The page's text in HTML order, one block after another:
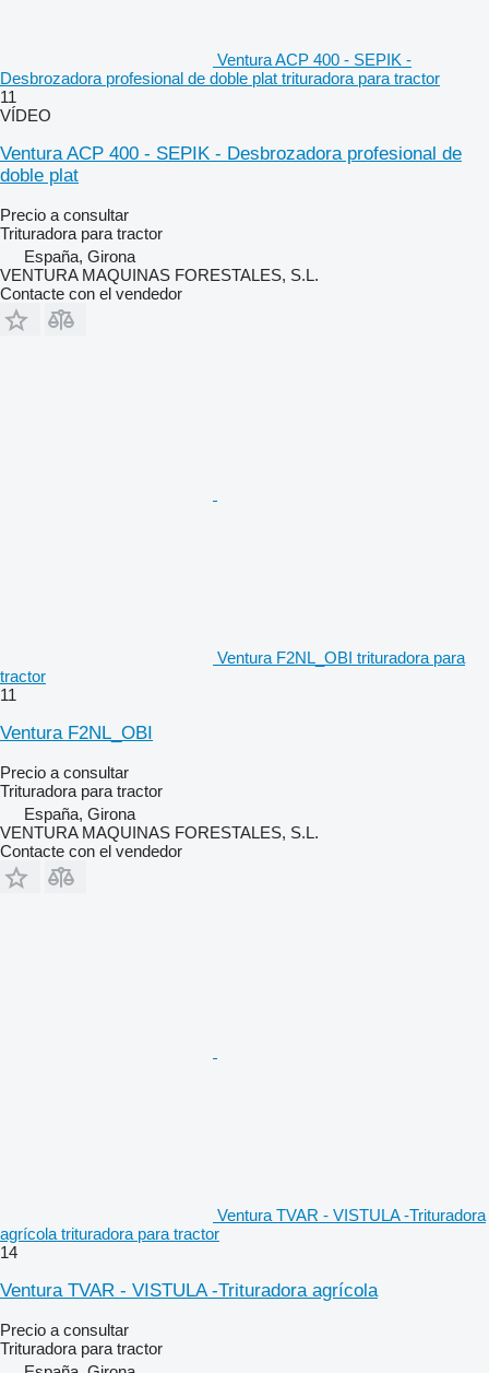
Ventura ACP 400 - SEPIK -
Desbrozadora profesional de doble plat trituradora para tractor
11
VÍDEO
Ventura ACP 400 - SEPIK - Desbrozadora profesional de
doble plat
Precio a consultar
Trituradora para tractor
España, Girona
VENTURA MAQUINAS FORESTALES, S.L.
Contacte con el vendedor
Ventura F2NL_OBI trituradora para
tractor
11
Ventura F2NL_OBI
Precio a consultar
Trituradora para tractor
España, Girona
VENTURA MAQUINAS FORESTALES, S.L.
Contacte con el vendedor
Ventura TVAR - VISTULA -Trituradora
agrícola trituradora para tractor
14
Ventura TVAR - VISTULA -Trituradora agrícola
Precio a consultar
Trituradora para tractor